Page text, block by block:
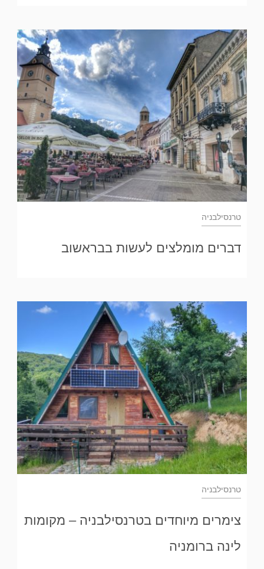
טרנסילבניה
דברים מומלצים לעשות בבראשוב
טרנסילבניה
צימרים מיוחדים בטרנסילבניה – מקומות
לינה ברומניה